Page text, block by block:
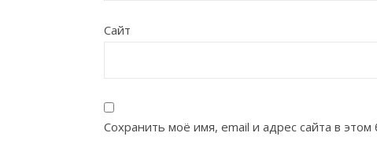
Сайт
Сохранить моё имя, email и адрес сайта в